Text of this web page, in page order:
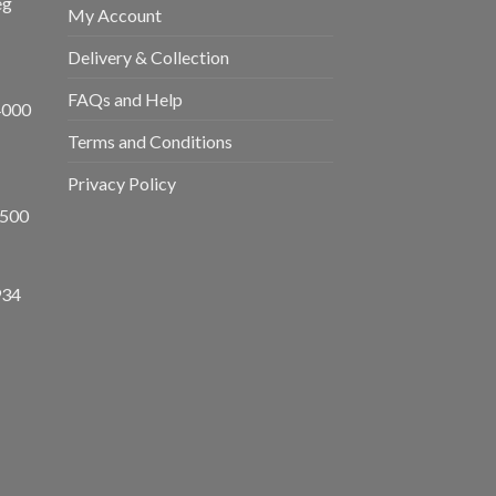
My Account
Delivery & Collection
FAQs and Help
Terms and Conditions
Privacy Policy